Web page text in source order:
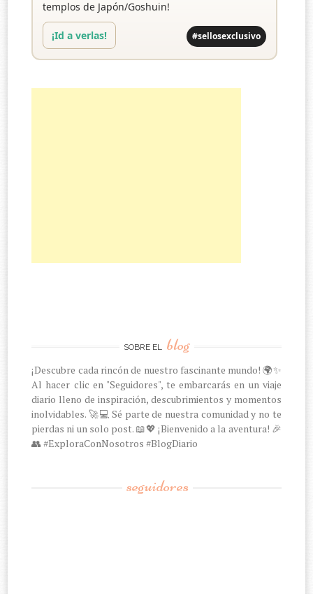
templos de Japón/Goshuin!
¡Id a verlas! #sellosexclusivo
SOBRE EL blog
¡Descubre cada rincón de nuestro fascinante mundo! 🌍✨
Al hacer clic en "Seguidores", te embarcarás en un viaje
diario lleno de inspiración, descubrimientos y momentos
inolvidables. 🚀💻 Sé parte de nuestra comunidad y no te
pierdas ni un solo post. 📖💖 ¡Bienvenido a la aventura! 🎉
👥 #ExploraConNosotros #BlogDiario
seguidores